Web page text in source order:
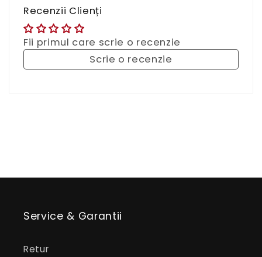
Recenzii Clienți
Fii primul care scrie o recenzie
Scrie o recenzie
Service & Garantii
Retur